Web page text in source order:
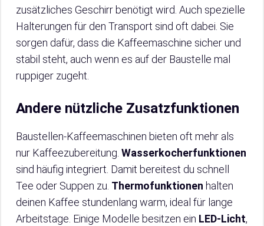
zusätzliches Geschirr benötigt wird. Auch spezielle
Halterungen für den Transport sind oft dabei. Sie
sorgen dafür, dass die Kaffeemaschine sicher und
stabil steht, auch wenn es auf der Baustelle mal
ruppiger zugeht.
Andere nützliche Zusatzfunktionen
Baustellen-Kaffeemaschinen bieten oft mehr als
nur Kaffeezubereitung. Wasserkocherfunktionen
sind häufig integriert. Damit bereitest du schnell
Tee oder Suppen zu. Thermofunktionen halten
deinen Kaffee stundenlang warm, ideal für lange
Arbeitstage. Einige Modelle besitzen ein LED-Licht,